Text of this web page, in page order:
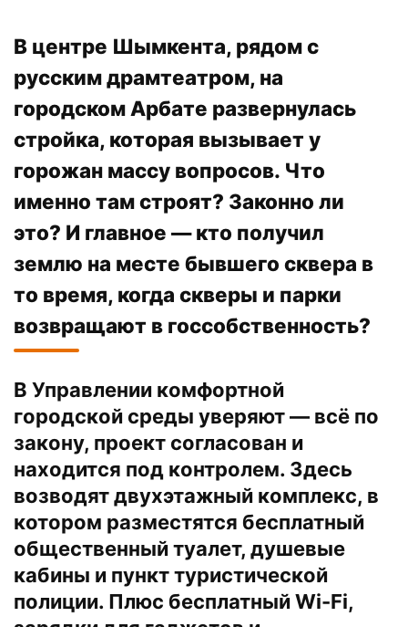
В центре Шымкента, рядом с
русским драмтеатром, на
городском Арбате развернулась
стройка, которая вызывает у
горожан массу вопросов. Что
именно там строят? Законно ли
это? И главное — кто получил
землю на месте бывшего сквера в
то время, когда скверы и парки
возвращают в госсобственность?
В Управлении комфортной
городской среды уверяют — всё по
закону, проект согласован и
находится под контролем. Здесь
возводят двухэтажный комплекс, в
котором разместятся бесплатный
общественный туалет, душевые
кабины и пункт туристической
полиции. Плюс бесплатный Wi-Fi,